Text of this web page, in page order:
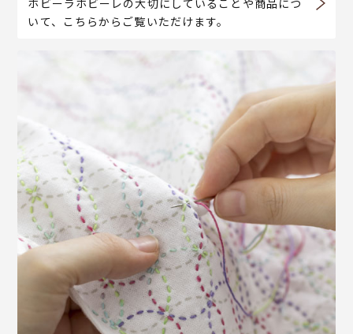
ホビーラホビーレの大切にしていることや商品につ
いて、こちらからご覧いただけます。